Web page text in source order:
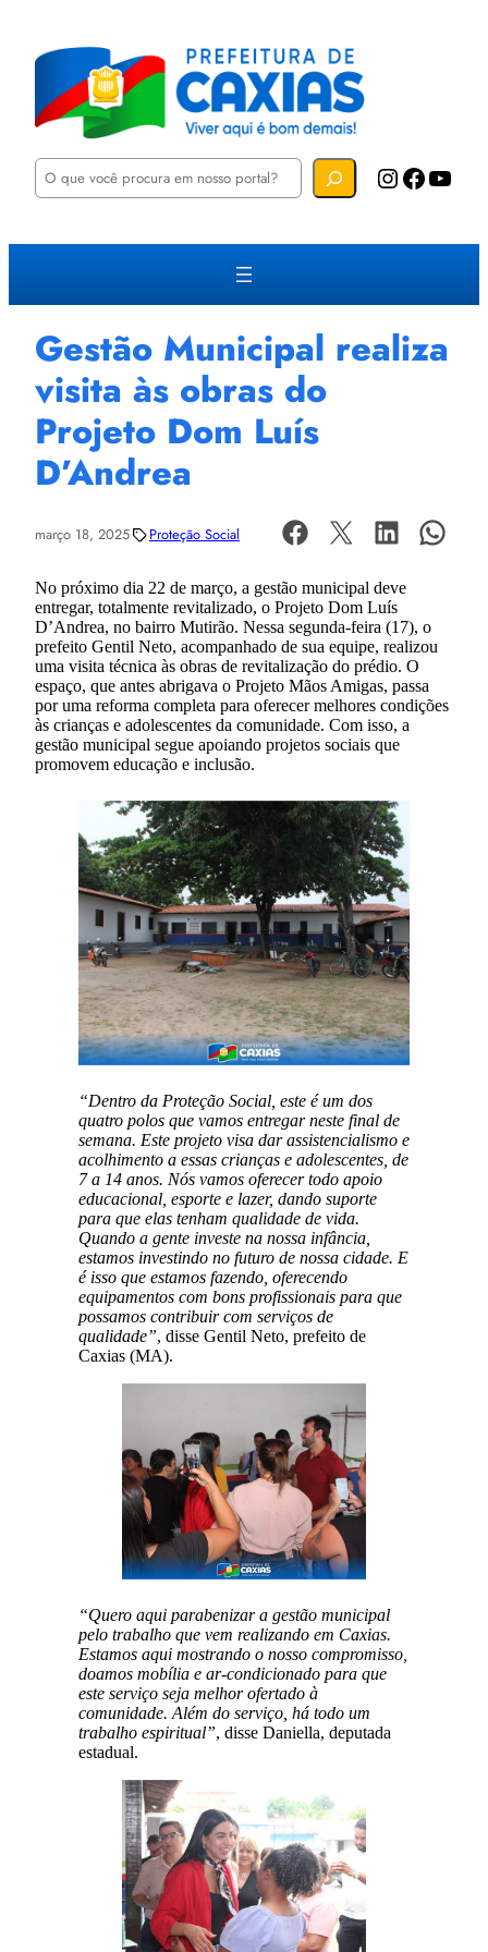
P
u
a
Instagram Facebook YouTube
Gestão Municipal realiza
visita às obras do
Projeto Dom Luís
D’Andrea
março 18, 2025 Proteção Social
No próximo dia 22 de março, a gestão municipal deve
entregar, totalmente revitalizado, o Projeto Dom Luís
D’Andrea, no bairro Mutirão. Nessa segunda-feira (17), o
prefeito Gentil Neto, acompanhado de sua equipe, realizou
uma visita técnica às obras de revitalização do prédio. O
espaço, que antes abrigava o Projeto Mãos Amigas, passa
por uma reforma completa para oferecer melhores condições
às crianças e adolescentes da comunidade. Com isso, a
gestão municipal segue apoiando projetos sociais que
promovem educação e inclusão.
“Dentro da Proteção Social, este é um dos
quatro polos que vamos entregar neste final de
semana. Este projeto visa dar assistencialismo e
acolhimento a essas crianças e adolescentes, de
7 a 14 anos. Nós vamos oferecer todo apoio
educacional, esporte e lazer, dando suporte
para que elas tenham qualidade de vida.
Quando a gente investe na nossa infância,
estamos investindo no futuro de nossa cidade. E
é isso que estamos fazendo, oferecendo
equipamentos com bons profissionais para que
possamos contribuir com serviços de
qualidade”, disse Gentil Neto, prefeito de
Caxias (MA).
“Quero aqui parabenizar a gestão municipal
pelo trabalho que vem realizando em Caxias.
Estamos aqui mostrando o nosso compromisso,
doamos mobília e ar-condicionado para que
este serviço seja melhor ofertado à
comunidade. Além do serviço, há todo um
trabalho espiritual”, disse Daniella, deputada
estadual.